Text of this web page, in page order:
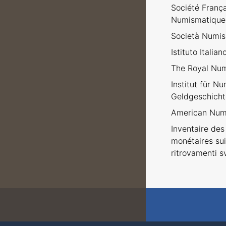
Société
Numismatique
Società
Istituto
The Royal
Institut für
American
Inventaire
monétaires
ritrovamenti